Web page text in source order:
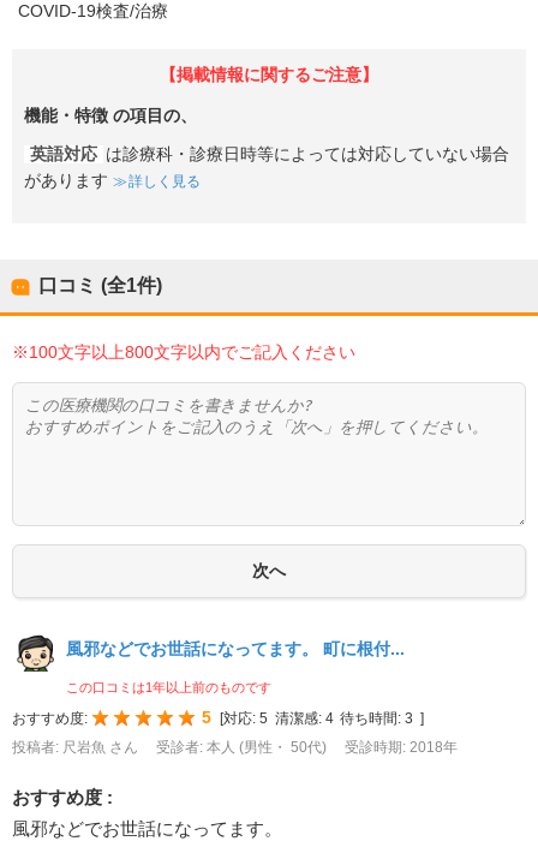
COVID-19検査/治療
【掲載情報に関するご注意】
機能・特徴 の項目の、
英語対応 は診療科・診療日時等によっては対応していない場合
があります
詳しく見る
口コミ (全1件)
※100文字以上800文字以内でご記入ください
風邪などでお世話になってます。 町に根付...
この口コミは1年以上前のものです
おすすめ度: 5 対応: 5 清潔感: 4 待ち時間: 3
投稿者: 尺岩魚 さん
受診者: 本人 (男性・ 50代) 受診時期: 2018年
おすすめ度 :
風邪などでお世話になってます。